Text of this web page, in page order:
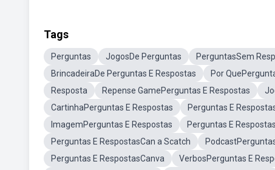
Tags
Perguntas JogosDe Perguntas PerguntasSem
BrincadeiraDe Perguntas E Respostas
Por
Resposta
Repense GamePerguntas E Respostas
CartinhaPerguntas E Respostas
Perguntas E
ImagemPerguntas E Respostas
Perguntas E
Perguntas E RespostasCan a Scatch
Perguntas E RespostasCanva
VerbosPerguntas E